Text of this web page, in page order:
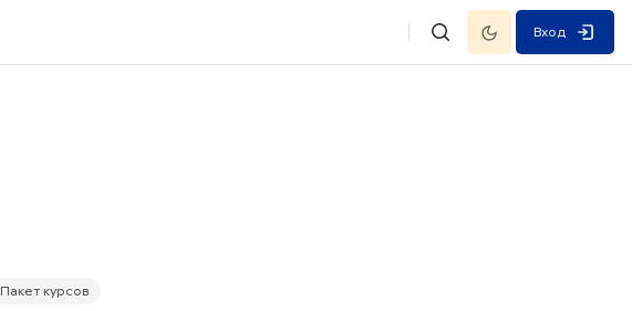
Изменить данные
Темный режим
Вход
Пакет курсов